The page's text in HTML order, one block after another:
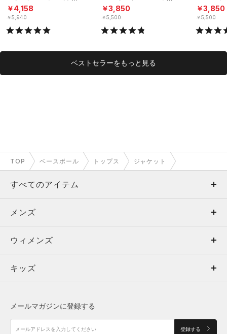
ーニング/MEN）
￥4,158
￥5,940
（トレーニング/MEN）
￥3,850
￥5,500
グ/MEN）
￥3,850
￥5,500
ベストセラーをもっと見る
TOP ベースボール トップス ジャケット
すべてのアイテム
メンズ
ウィメンズ
キッズ
アクセサリー
メンズ
トップス
ボトムス
アクセサリー
ウィメンズ
トップス
シューズ
キッズ
メールマガジンに登録する
登録する